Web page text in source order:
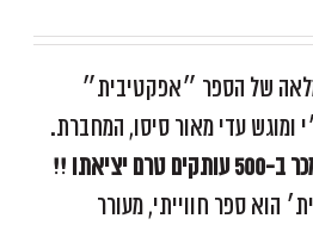
של הספר ״אפקטיבית״
ומוגש עדי מאור סיסו, המחברת.
טרם יציאתו !!
הוא ספר חווייתי, מעורר